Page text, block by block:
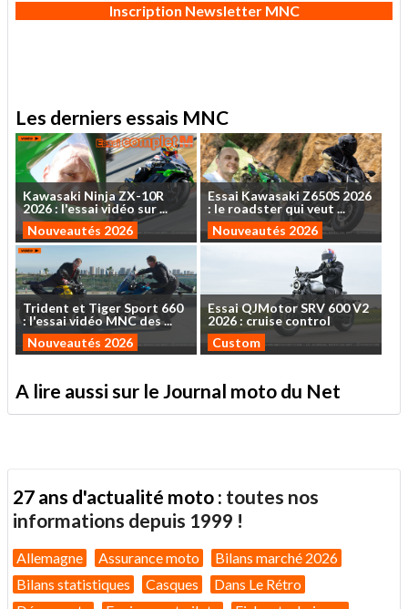
Inscription Newsletter MNC
Les derniers essais MNC
Kawasaki NinjaZX-10R
2026: l'essaividéo sur...
Nouveautés 2026
Essai KawasakiZ650S 2026
: le roadsterquiveut ...
Nouveautés 2026
Trident et TigerSport 660
: l'essaividéoMNCdes...
Nouveautés 2026
EssaiQJMotorSRV 600V2
2026 : cruise control
Custom
A lire aussi sur le Journal moto du Net
27 ans d'actualité moto : toutes nos
informations depuis 1999 !
Allemagne Assurance moto
Bilans marché 2026
Bilans statistiques
Casques
Dans Le Rétro